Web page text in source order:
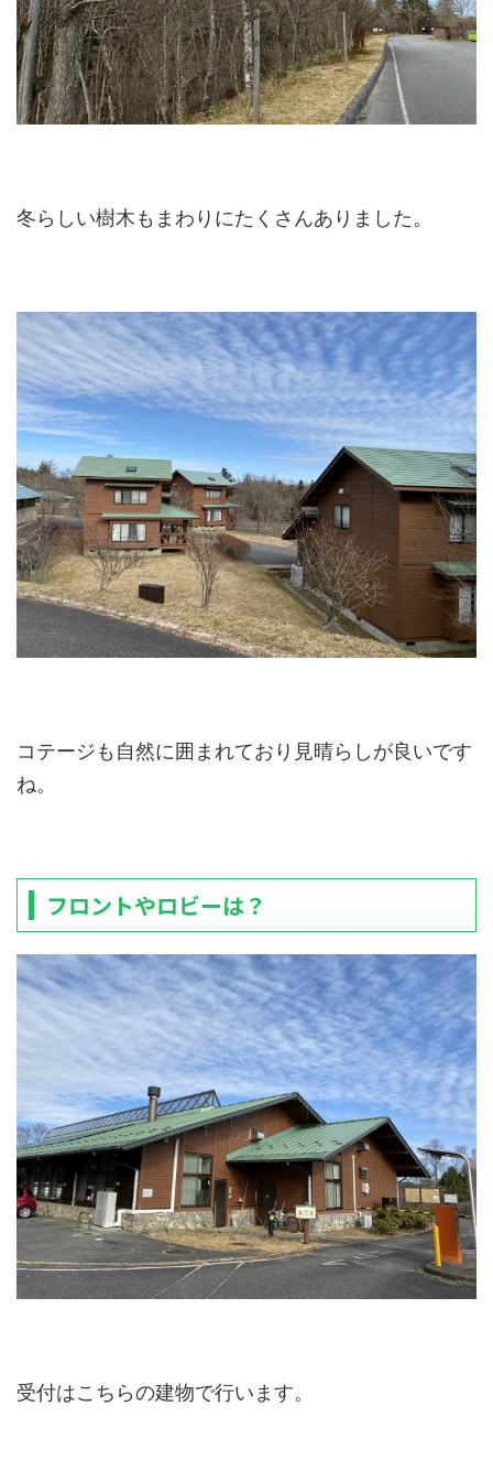
冬らしい樹木もまわりにたくさんありました。
コテージも自然に囲まれており見晴らしが良いです
ね。
フロントやロビーは？
受付はこちらの建物で行います。